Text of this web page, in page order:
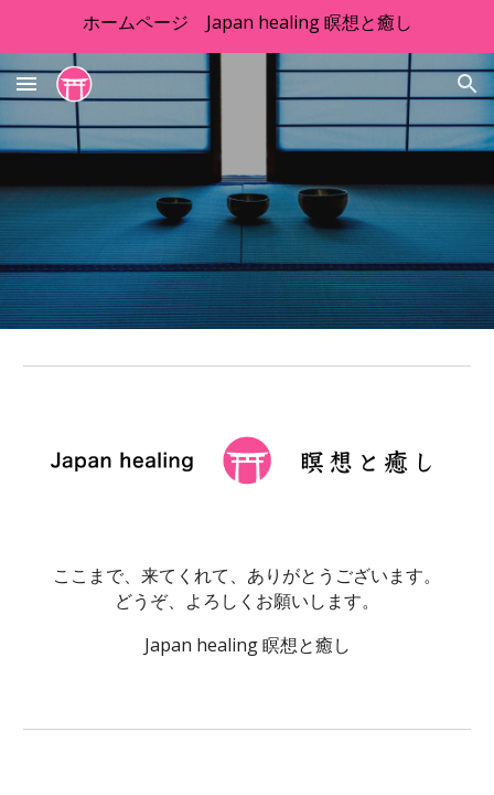
ホームページ Japan healing 瞑想と癒し
ここまで、来てくれて、ありがとうございます。
どうぞ、よろしくお願いします。
Japan healing 瞑想と癒し